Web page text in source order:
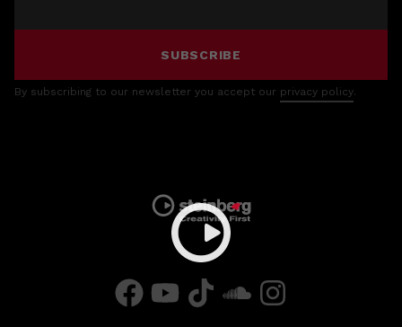
SUBSCRIBE
By subscribing to our newsletter you accept our privacy policy.